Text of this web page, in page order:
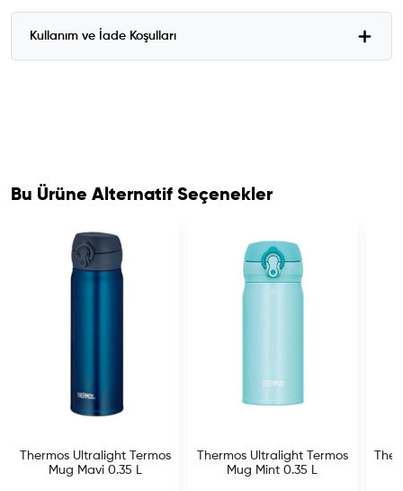
Kullanım ve İade Koşulları
Bu Ürüne Alternatif Seçenekler
Thermos Ultralight Termos
Mug Mavi 0.35 L
Thermos Ultralight Termos
Mug Mint 0.35 L